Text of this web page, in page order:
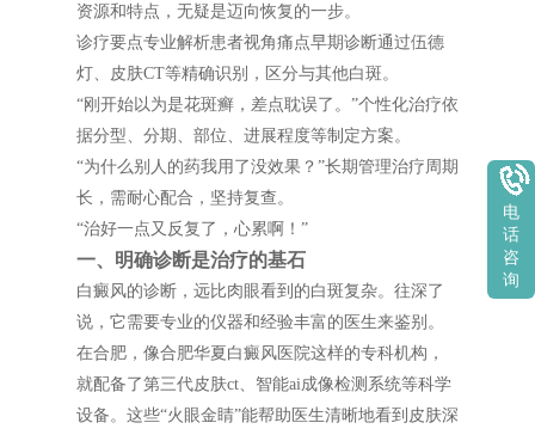
资源和特点，无疑是迈向恢复的一步。
诊疗要点专业解析患者视角痛点早期诊断通过伍德
灯、皮肤CT等精确识别，区分与其他白斑。
“刚开始以为是花斑癣，差点耽误了。”个性化治疗依
据分型、分期、部位、进展程度等制定方案。
“为什么别人的药我用了没效果？”长期管理治疗周期
长，需耐心配合，坚持复查。
“治好一点又反复了，心累啊！”
一、明确诊断是治疗的基石
白癜风的诊断，远比肉眼看到的白斑复杂。往深了
说，它需要专业的仪器和经验丰富的医生来鉴别。
在合肥，像合肥华夏白癜风医院这样的专科机构，
就配备了第三代皮肤ct、智能ai成像检测系统等科学
设备。这些“火眼金睛”能帮助医生清晰地看到皮肤深
电
话
咨
询